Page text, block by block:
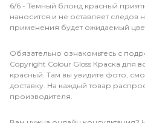
6/6 - Темный блонд красный
наносится и не оставляет следов
применения будет ожидаемый цвет
Обязательно ознакомьтесь с
Copyright Сolour Gloss Краска для
красный. Там вы увидите фото,
доставку. На каждый товар
производителя.